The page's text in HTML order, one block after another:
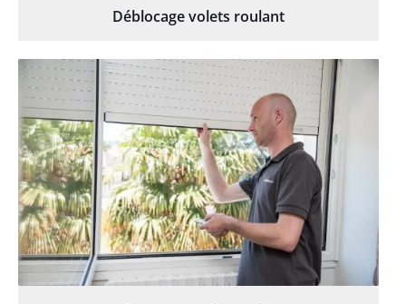
Déblocage volets roulant